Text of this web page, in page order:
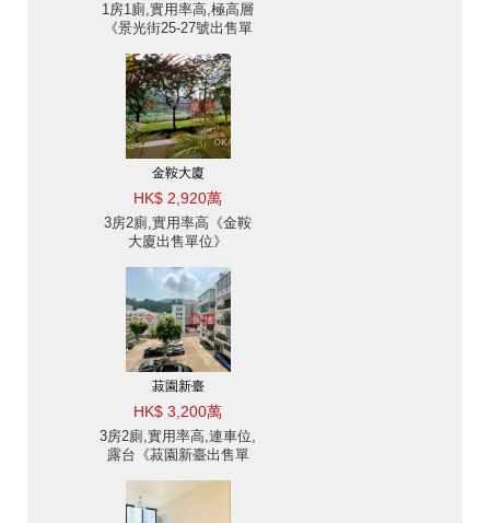
1房1廁,實用率高,極高層
《景光街25-27號出售單
金鞍大廈
HK$ 2,920萬
3房2廁,實用率高《金鞍
大廈出售單位》
菽園新臺
HK$ 3,200萬
3房2廁,實用率高,連車位,
露台《菽園新臺出售單